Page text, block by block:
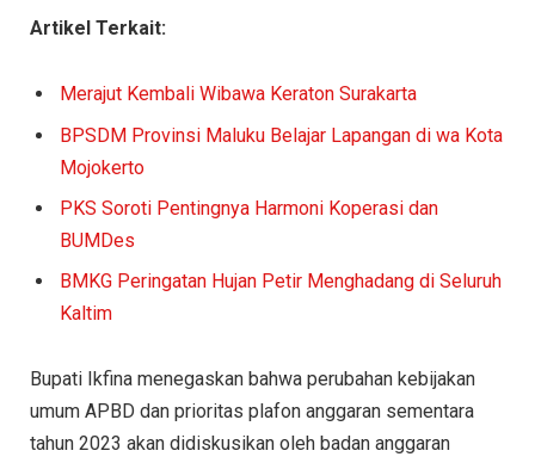
Artikel Terkait:
Merajut Kembali Wibawa Keraton Surakarta
BPSDM Provinsi Maluku Belajar Lapangan di wa Kota
Mojokerto
PKS Soroti Pentingnya Harmoni Koperasi dan
BUMDes
BMKG Peringatan Hujan Petir Menghadang di Seluruh
Kaltim
Bupati Ikfina menegaskan bahwa perubahan kebijakan
umum APBD dan prioritas plafon anggaran sementara
tahun 2023 akan didiskusikan oleh badan anggaran